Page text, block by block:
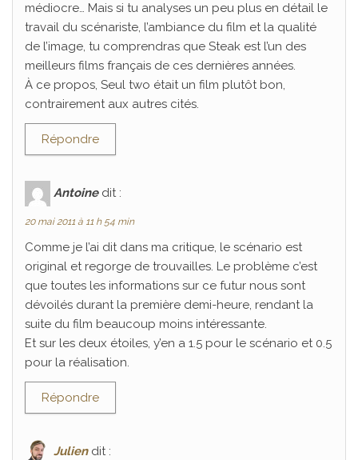
médiocre… Mais si tu analyses un peu plus en détail le
travail du scénariste, l’ambiance du film et la qualité
de l’image, tu comprendras que Steak est l’un des
meilleurs films français de ces dernières années.
À ce propos, Seul two était un film plutôt bon,
contrairement aux autres cités.
Répondre
Antoine dit :
20 mai 2011 à 11 h 54 min
Comme je l’ai dit dans ma critique, le scénario est
original et regorge de trouvailles. Le problème c’est
que toutes les informations sur ce futur nous sont
dévoilés durant la première demi-heure, rendant la
suite du film beaucoup moins intéressante.
Et sur les deux étoiles, y’en a 1.5 pour le scénario et 0.5
pour la réalisation.
Répondre
Julien dit :